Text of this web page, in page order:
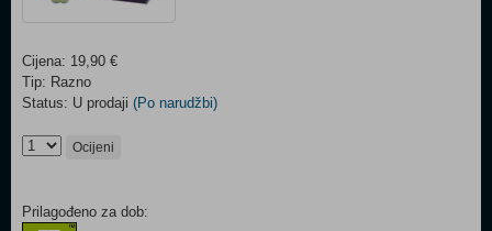
Cijena: 19,90 €
Tip: Razno
Status: U prodaji (Po narudžbi)
Ocijeni
Prilagođeno za dob: